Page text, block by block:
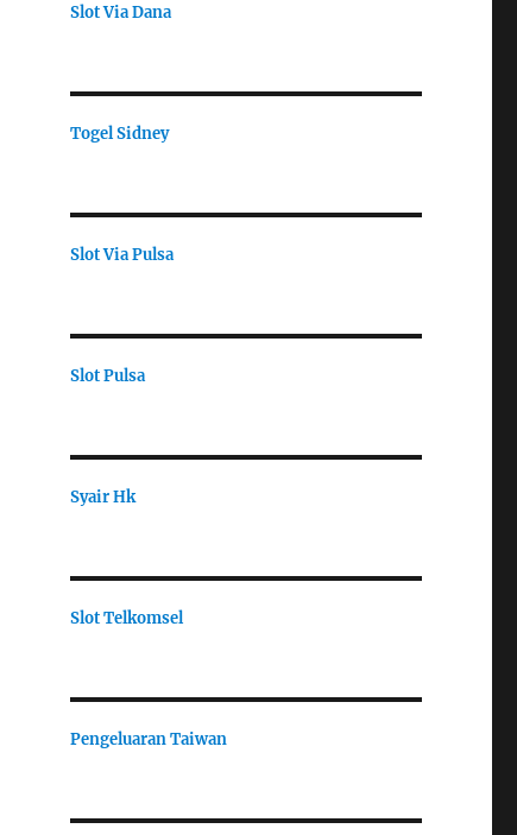
Slot Via Dana
Togel Sidney
Slot Via Pulsa
Slot Pulsa
Syair Hk
Slot Telkomsel
Pengeluaran Taiwan